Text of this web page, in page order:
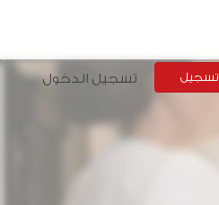
تسجيل تسجيل الدخول